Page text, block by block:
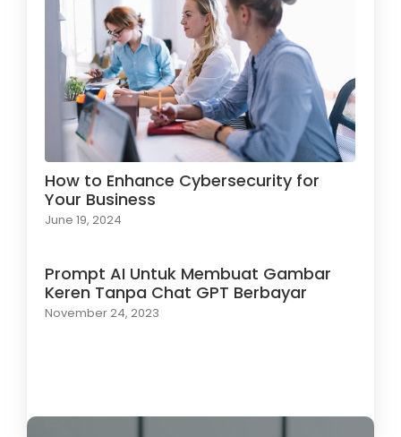
How to Enhance Cybersecurity for
Your Business
June 19, 2024
Prompt AI Untuk Membuat Gambar
Keren Tanpa Chat GPT Berbayar
November 24, 2023